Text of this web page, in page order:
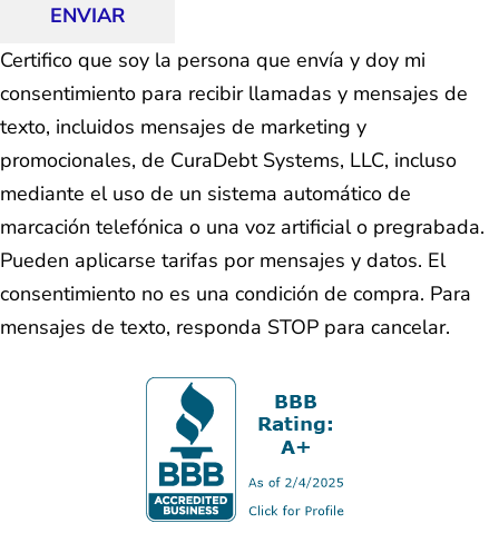
ENVIAR
Certifico que soy la persona que envía y doy mi
consentimiento para recibir llamadas y mensajes de
texto, incluidos mensajes de marketing y
promocionales, de CuraDebt Systems, LLC, incluso
mediante el uso de un sistema automático de
marcación telefónica o una voz artificial o pregrabada.
Pueden aplicarse tarifas por mensajes y datos. El
consentimiento no es una condición de compra. Para
mensajes de texto, responda STOP para cancelar.